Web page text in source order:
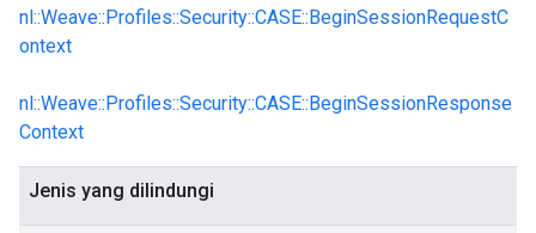
nl::Weave::Profiles::Security::CASE::BeginSessionRequestC
ontext
nl::Weave::Profiles::Security::CASE::BeginSessionResponse
Context
Jenis yang dilindungi